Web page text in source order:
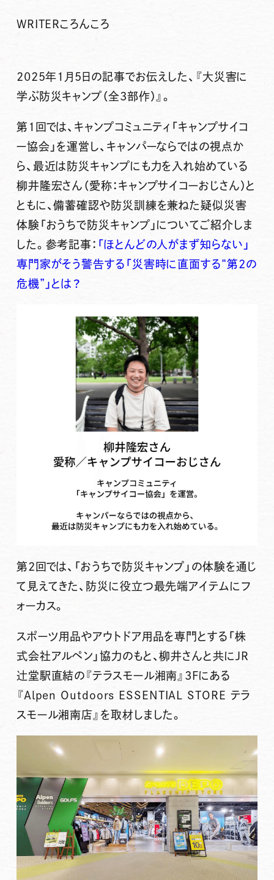
WRITERころんころ
2025年1月5日の記事でお伝えした、『大災害に
学ぶ防災キャンプ（全3部作）』。
第1回では、キャンプコミュニティ「キャンプサイコ
ー協会」を運営し、キャンパーならではの視点か
ら、最近は防災キャンプにも力を入れ始めている
柳井隆宏さん（愛称：キャンプサイコーおじさん）と
ともに、備蓄確認や防災訓練を兼ねた疑似災害
体験「おうちで防災キャンプ」についてご紹介しま
した。参考記事： 「ほとんどの人がまず知らない」
専門家がそう警告する「災害時に直面する“第2の
危機”」とは？
第2回では、「おうちで防災キャンプ」の体験を通じ
て見えてきた、防災に役立つ最先端アイテムにフ
ォーカス。
スポーツ用品やアウトドア用品を専門とする「株
式会社アルペン」協力のもと、柳井さんと共に JR
辻堂駅直結の『テラスモール湘南』3Fにある
『Alpen Outdoors ESSENTIAL STORE テラ
スモール湘南店』 を取材しました。